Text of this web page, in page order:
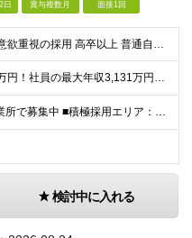
日 賞与複数月 面接1回
◎100％人物や意欲重視の採用 高卒以上 普通自動車第一種運転免許取得者（AT限定可） ★職歴は全く問いません！ 前向きにコツコツと向き合える方であれば結果がついてくるお仕事です。 現職・無職、正社
＼平均年収819万円！社員の最大年収3,131万円／ ＼2人に1人が年収700万円以上／ ＼5人に1人が年収1,000万円以上！／ 固定給だけで、年収524万円も可能！ インセンティブだけでなく固定給
■全国各地の事業所で募集中 ■積極採用エリア：東京・神奈川・埼玉・千葉・愛知 ※希望の勤務地で働ける！通勤可能な事業所を選定していきます ※地元に戻って働きたいUターン希望者も歓迎します！ ※社用車を
検討中に入れる